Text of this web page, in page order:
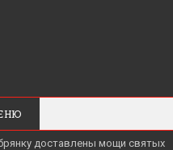
доставлены мощи святых